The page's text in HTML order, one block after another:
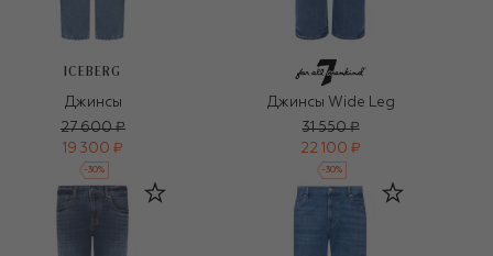
ICEBERG
Джинсы
27 600 ₽
19 300 ₽
-30%
Джинсы Wide Leg
31 550 ₽
22 100 ₽
-30%